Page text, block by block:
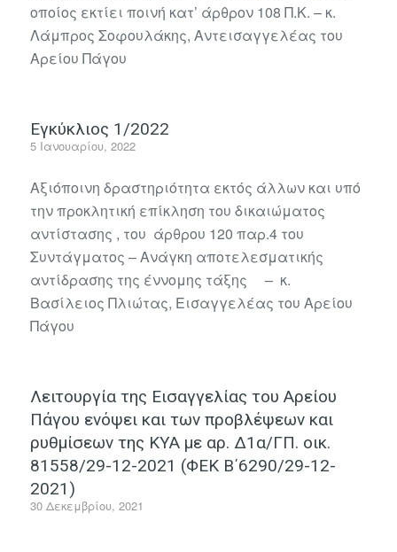
οποίος εκτίει ποινή κατ’ άρθρον 108 Π.Κ. – κ.
Λάμπρος Σοφουλάκης, Αντεισαγγελέας του
Αρείου Πάγου
Εγκύκλιος 1/2022
5 Ιανουαρίου, 2022
Αξιόποινη δραστηριότητα εκτός άλλων και υπό
την προκλητική επίκληση του δικαιώματος
αντίστασης , του άρθρου 120 παρ.4 του
Συντάγματος – Ανάγκη αποτελεσματικής
αντίδρασης της έννομης τάξης – κ.
Βασίλειος Πλιώτας, Εισαγγελέας του Αρείου
Πάγου
Λειτουργία της Εισαγγελίας του Αρείου
Πάγου ενόψει και των προβλέψεων και
ρυθμίσεων της ΚΥΑ με αρ. Δ1α/ΓΠ. οικ.
81558/29-12-2021 (ΦΕΚ Β΄6290/29-12-
2021)
30 Δεκεμβρίου, 2021